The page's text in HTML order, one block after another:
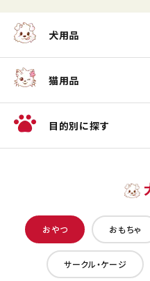
犬用品
猫用品
目的別に探す
おやつ おもちゃ
サークル・ケージ